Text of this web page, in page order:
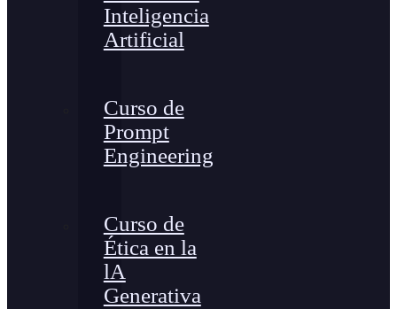
Inteligencia
Artificial
Curso de
Prompt
Engineering
Curso de
Ética en la
lA
Generativa